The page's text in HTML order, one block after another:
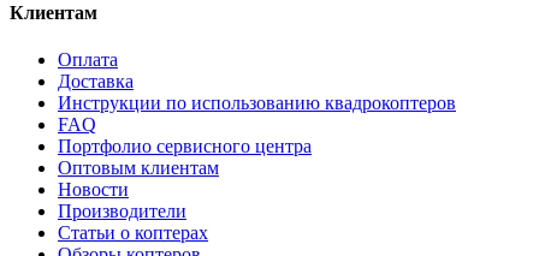
Клиентам
Оплата
Доставка
Инструкции по использованию квадрокоптеров
FAQ
Портфолио сервисного центра
Оптовым клиентам
Новости
Производители
Статьи о коптерах